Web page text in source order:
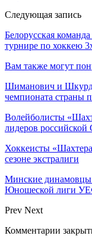
Следующая запись
Белорусская
турнире по хоккею
Вам также могут
Шиманович и
чемпионата страны
Волейболисты
лидеров российской
Хоккеисты
сезоне экстралиги
Минские динамовцы
Юношеской лиги
Prev Next
Комментарии